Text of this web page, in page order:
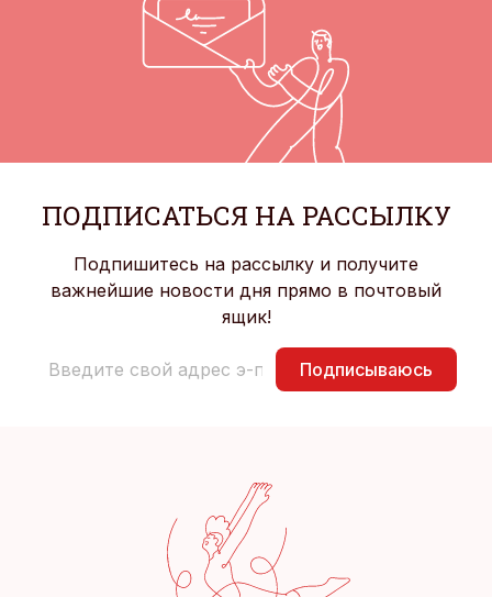
ПОДПИСАТЬСЯ НА РАССЫЛКУ
Подпишитесь на рассылку и получите
важнейшие новости дня прямо в почтовый
ящик!
Подписываюсь